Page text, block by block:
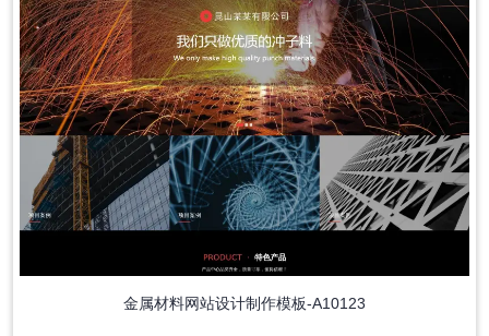
金属材料网站设计制作模板-A10123